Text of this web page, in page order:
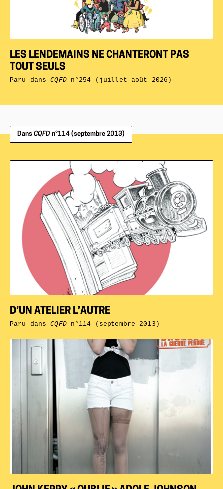
LES LENDEMAINS NE CHANTERONT PAS
TOUT SEULS
Paru dansCQFDn°254 (juillet-août 2026)
Dans CQFD n°114 (septembre 2013)
D’UN ATELIER L’AUTRE
Paru dansCQFDn°114 (septembre 2013)